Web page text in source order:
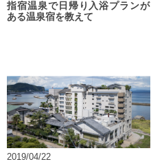
指宿温泉で日帰り入浴プランが
ある温泉宿を教えて
2019/04/22